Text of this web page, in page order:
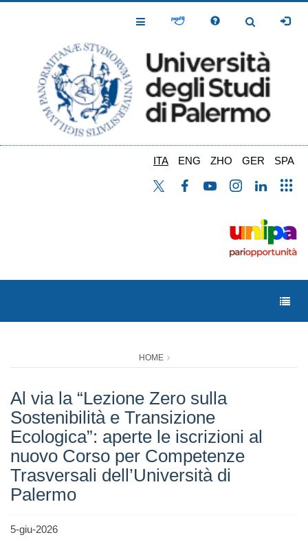
Toggle
Toggle
ITA ENG ZHO GER SPA
HOME
Al via la “Lezione Zero sulla
Sostenibilità e Transizione
Ecologica”: aperte le iscrizioni al
nuovo Corso per Competenze
Trasversali dell’Università di
Palermo
5-giu-2026